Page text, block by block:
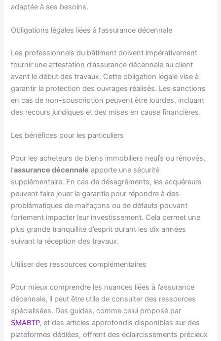
adaptée à ses besoins.
Obligations légales liées à l’assurance décennale
Les professionnels du bâtiment doivent impérativement
fournir une attestation d’assurance décennale au client
avant le début des travaux. Cette obligation légale vise à
garantir la protection des ouvrages réalisés. Les sanctions
en cas de non-souscription peuvent être lourdes, incluant
des recours juridiques et des mises en cause financières.
Les bénéfices pour les particuliers
Pour les acheteurs de biens immobiliers neufs ou rénovés,
l’assurance décennale apporte une sécurité
supplémentaire. En cas de désagréments, les acquéreurs
peuvent faire jouer la garantie pour répondre à des
problématiques de malfaçons ou de défauts pouvant
fortement impacter leur investissement. Cela permet une
plus grande tranquillité d’esprit durant les dix années
suivant la réception des travaux.
Utiliser des ressources complémentaires
Pour mieux comprendre les nuances liées à l’assurance
décennale, il peut être utile de consulter des ressources
spécialisées. Des guides, comme celui proposé par
SMABTP, et des articles approfondis disponibles sur des
plateformes dédiées, offrent des éclaircissements précieux